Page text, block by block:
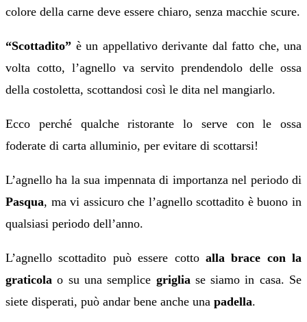
colore della carne deve essere chiaro, senza macchie scure.
“Scottadito” è un appellativo derivante dal fatto che, una
volta cotto, l’agnello va servito prendendolo delle ossa
della costoletta, scottandosi così le dita nel mangiarlo.
Ecco perché qualche ristorante lo serve con le ossa
foderate di carta alluminio, per evitare di scottarsi!
L’agnello ha la sua impennata di importanza nel periodo di
Pasqua, ma vi assicuro che l’agnello scottadito è buono in
qualsiasi periodo dell’anno.
L’agnello scottadito può essere cottoalla brace con la
graticola o su una semplice grigliase siamo in casa. Se
siete disperati, può andar bene anche una padella.